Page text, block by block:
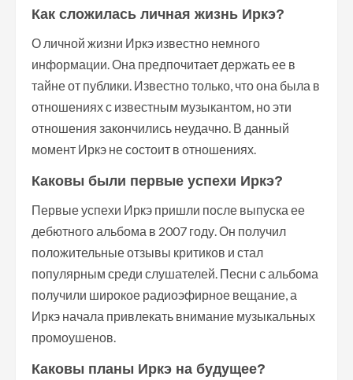
Как сложилась личная жизнь Иркэ?
О личной жизни Иркэ известно немного
информации. Она предпочитает держать ее в
тайне от публики. Известно только, что она была в
отношениях с известным музыкантом, но эти
отношения закончились неудачно. В данный
момент Иркэ не состоит в отношениях.
Каковы были первые успехи Иркэ?
Первые успехи Иркэ пришли после выпуска ее
дебютного альбома в 2007 году. Он получил
положительные отзывы критиков и стал
популярным среди слушателей. Песни с альбома
получили широкое радиоэфирное вещание, а
Иркэ начала привлекать внимание музыкальных
промоушенов.
Каковы планы Иркэ на будущее?